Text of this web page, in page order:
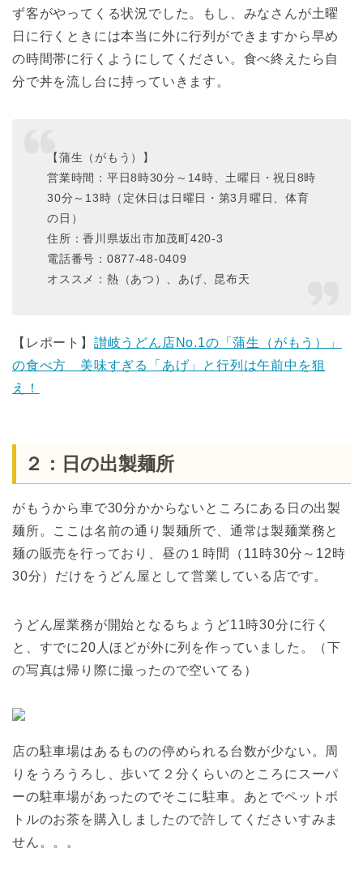
ず客がやってくる状況でした。もし、みなさんが土曜
日に行くときには本当に外に行列ができますから早め
の時間帯に行くようにしてください。食べ終えたら自
分で丼を流し台に持っていきます。
【蒲生（がもう）】
営業時間：平日8時30分～14時、土曜日・祝日8時
30分～13時（定休日は日曜日・第3月曜日、体育
の日）
住所：香川県坂出市加茂町420-3
電話番号：0877-48-0409
オススメ：熱（あつ）、あげ、昆布天
【レポート】 讃岐うどん店No.1の「蒲生（がもう）」
の食べ方 美味すぎる「あげ」と行列は午前中を狙
え！
２：日の出製麺所
がもうから車で30分かからないところにある日の出製
麺所。ここは名前の通り製麺所で、通常は製麺業務と
麺の販売を行っており、昼の１時間（11時30分～12時
30分）だけをうどん屋として営業している店です。
うどん屋業務が開始となるちょうど11時30分に行く
と、すでに20人ほどが外に列を作っていました。（下
の写真は帰り際に撮ったので空いてる）
店の駐車場はあるものの停められる台数が少ない。周
りをうろうろし、歩いて２分くらいのところにスーパ
ーの駐車場があったのでそこに駐車。あとでペットボ
トルのお茶を購入しましたので許してくださいすみま
せん。。。